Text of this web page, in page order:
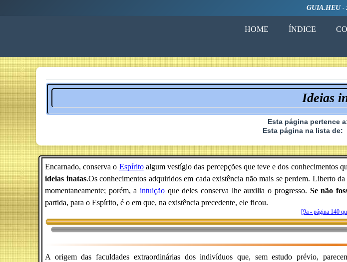
GUIA.HEU -
HOME ÍNDICE
Ideias
Esta página pertence
Esta página na lista de:
Encarnado, conserva o Espíritoalgum vestígio das percepções que teve e dos conhecimentos
ideias inatas.Os conhecimentos adquiridos em cada existência não mais se perdem. Liberto
momentaneamente; porém, aintuição que deles conserva lhe auxilia o progresso. Se não
partida, para o Espírito, é o em que, na existência precedente, ele ficou.
[9a - página 140
A origem das faculdades extraordinárias dos indivíduos que, sem estudo prévio,